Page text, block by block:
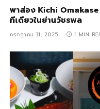
พาส่อง Kichi Omakase
ทีเดียวในย่านวัชรพล
กรกฎาคม 31, 2025 1 MIN